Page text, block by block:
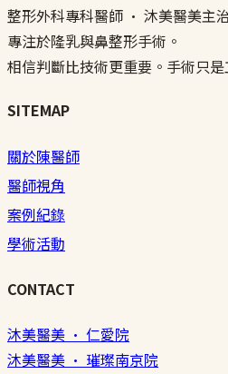
整形外科專科醫師 · 沐美醫美主
專注於隆乳與鼻整形手術。
相信判斷比技術更重要。手術只
SITEMAP
關於陳醫師
醫師視角
案例紀錄
學術活動
CONTACT
沐美醫美 · 仁愛院
沐美醫美 · 璀璨南京院